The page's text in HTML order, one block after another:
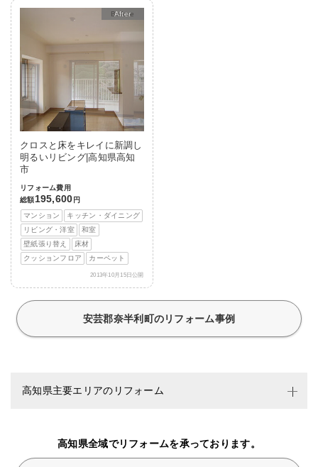
After
クロスと床をキレイに新調し
明るいリビング|高知県高知
市
リフォーム費用
総額195,600 円
マンション
キッチン・ダイニング
リビング・洋室
和室
壁紙張り替え
床材
クッションフロア
カーペット
2013年10月15日公開
安芸郡奈半利町のリフォーム事例
高知県主要エリアのリフォーム
高知県全域でリフォームを承っております。